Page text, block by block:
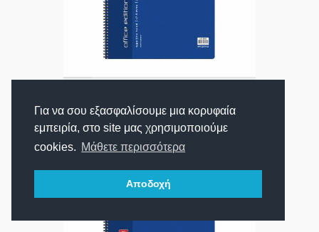
Για να σου εξασφαλίσουμε μια κορυφαία
εμπειρία, στο site μας χρησιμοποιούμε
cookies. Μάθετε περισσότερα
Αποδοχή
Α4 λογιστικό (2033) (TYP2033)